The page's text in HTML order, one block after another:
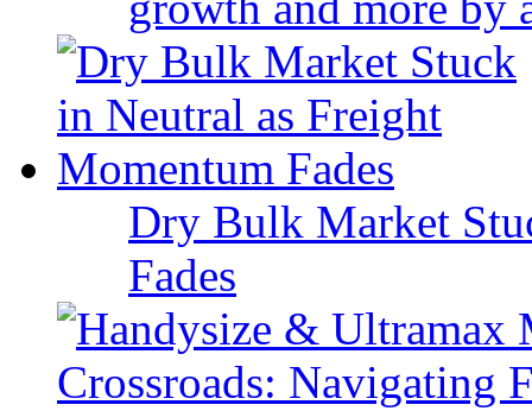
Dry Bulk Market
Fades